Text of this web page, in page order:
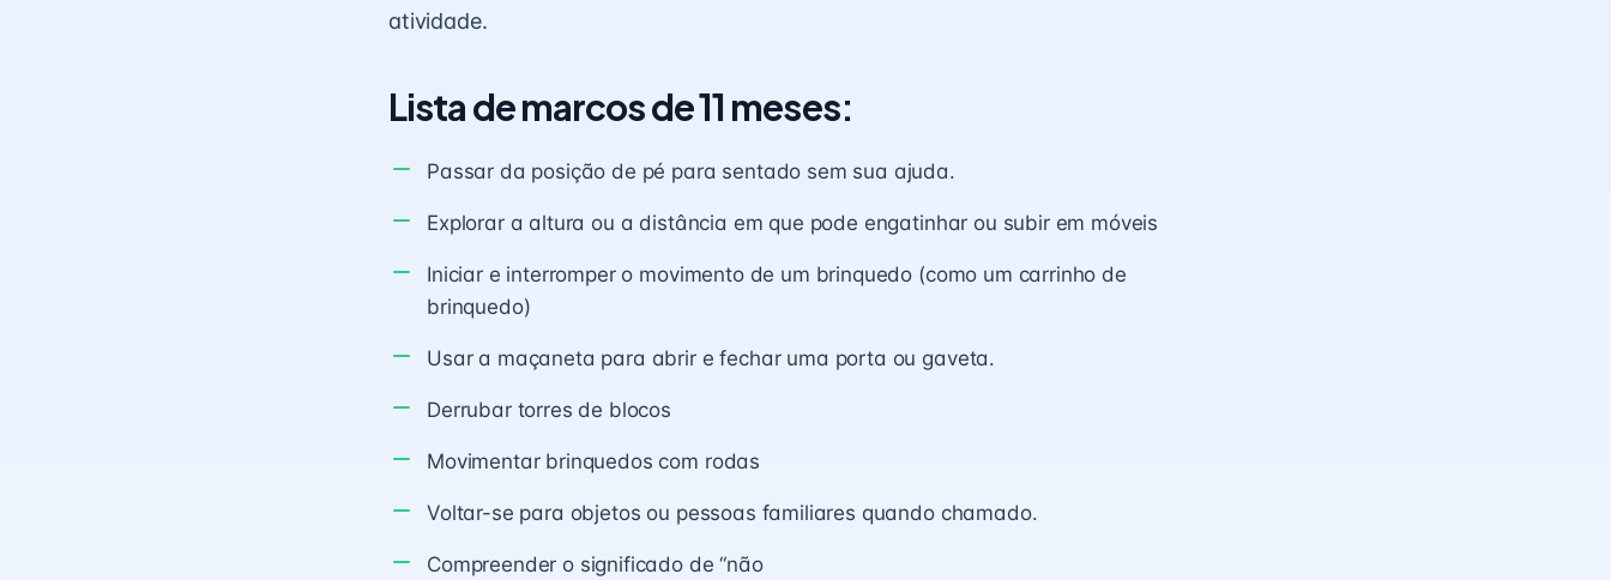
atividade.
Lista de marcos de 11 meses:
Passar da posição de pé para sentado sem sua ajuda.
Explorar a altura ou a distância em que pode engatinhar ou subir em móveis
Iniciar e interromper o movimento de um brinquedo (como um carrinho de
brinquedo)
Usar a maçaneta para abrir e fechar uma porta ou gaveta.
Derrubar torres de blocos
Movimentar brinquedos com rodas
Voltar-se para objetos ou pessoas familiares quando chamado.
Compreender o significado de “não